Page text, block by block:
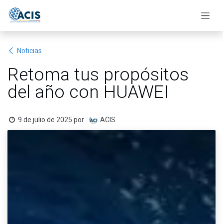
Noticias
Retoma tus propósitos
del año con HUAWEI
9 de julio de 2025 por ACIS